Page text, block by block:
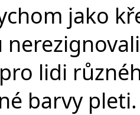
jako
lidi
barvy